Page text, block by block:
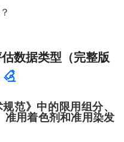
数据类型（完整版
范》中的限用组分、
用着色剂和准用染发